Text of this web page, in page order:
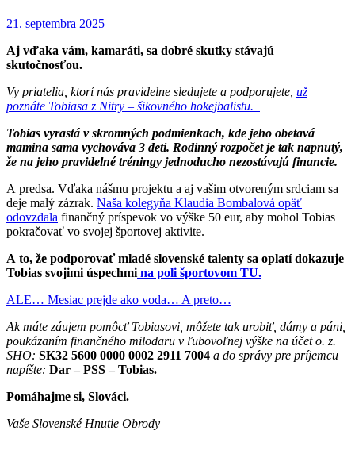
21. septembra 2025
Aj vďaka vám, kamaráti, sa dobré skutky stávajú
skutočnosťou.
Vy priatelia, ktorí nás pravidelne sledujete a podporujete, už
poznáte Tobiasa z Nitry – šikovného hokejbalistu.
Tobias vyrastá v skromných podmienkach, kde jeho obetavá
mamina sama vychováva 3 deti. Rodinný rozpočet je tak napnutý,
že na jeho pravidelné tréningy jednoducho nezostávajú financie.
A predsa. Vďaka nášmu projektu a aj vašim otvoreným srdciam sa
deje malý zázrak. Naša kolegyňa Klaudia Bombalová opäť
odovzdala finančný príspevok vo výške 50 eur, aby mohol Tobias
pokračovať vo svojej športovej aktivite.
A to, že podporovať mladé slovenské talenty sa oplatí dokazuje
Tobias svojimi úspechmi na poli športovom TU.
ALE… Mesiac prejde ako voda… A preto…
Ak máte záujem pomôcť Tobiasovi, môžete tak urobiť, dámy a páni,
poukázaním finančného milodaru v ľubovoľnej výške na účet o. z.
SHO: SK32 5600 0000 0002 2911 7004 a do správy pre príjemcu
napíšte: Dar – PSS – Tobias.
Pomáhajme si, Slováci.
Vaše Slovenské Hnutie Obrody
————————–